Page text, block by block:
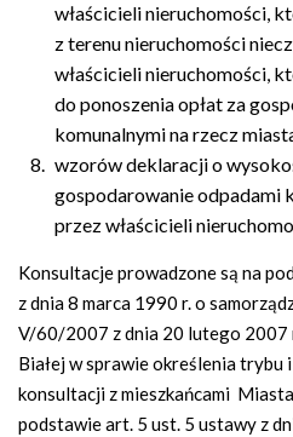
właścicieli nieruchomości,
z terenu nieruchomości
właścicieli nieruchomości,
do ponoszenia opłat za
komunalnymi na rzecz
wzorów deklaracji o
gospodarowanie odpadami
przez właścicieli
Konsultacje prowadzone są na
z dnia 8 marca 1990 r. o
V/60/2007 z dnia 20 lutego 2007
Białej w sprawie określenia trybu
konsultacji z mieszkańcami
podstawie art. 5 ust. 5 ustawy z